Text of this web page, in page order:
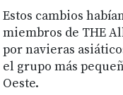
Estos cambios
miembros de THE
por navieras
el grupo más
Oeste.